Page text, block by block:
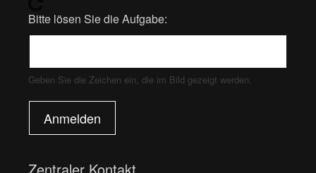
Bitte lösen Sie die Aufgabe:
Geben Sie die Zeichen ein, die im Bild gezeigt werden.
Anmelden